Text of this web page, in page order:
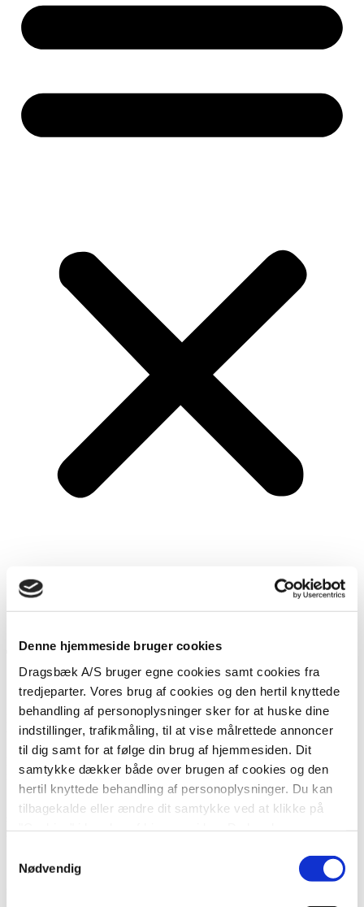
Denne hjemmeside bruger cookies
Dragsbæk A/S bruger egne cookies samt cookies fra
tredjeparter. Vores brug af cookies og den hertil knyttede
behandling af personoplysninger sker for at huske dine
indstillinger, trafikmåling, til at vise målrettede annoncer
til dig samt for at følge din brug af hjemmesiden. Dit
samtykke dækker både over brugen af cookies og den
hertil knyttede behandling af personoplysninger. Du kan
tilbagekalde eller ændre dit samtykke ved at klikke på
mere om vores behandling af personoplysninger
her
Nødvendig
Presse
Tournedos med smørstegte porrer
Sådan gør du:
Rul parmaskinken omkring bøfferne og hold den fast med
tandstikkere eller træspyd.
Drys med salt og peber og steg dem ved middelvarme på en pande i
rigeligt smør.
Stegetiden afhænger af tykkelsen, men hvis du har et
stegetermometer, skal kernetemperaturen være på ca. 60° (medium
stegt).
Skær top og bund af porrerne. Fjern det yderste lag og skyl dem.
Skær dem i 2 cm tykke stykker og kom dem i en gryde med låg